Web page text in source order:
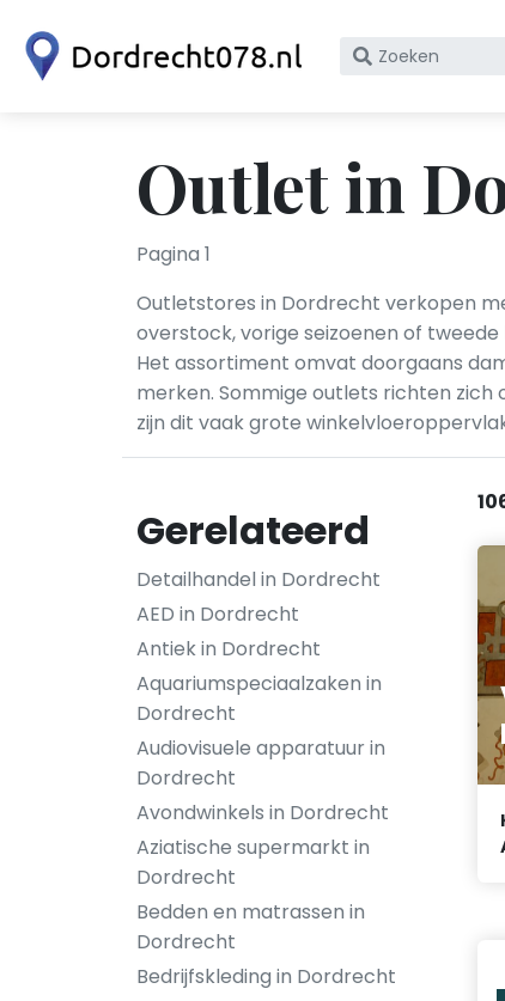
Zoek
KvK
nummer
Outlet in
Pagina 1
Outletstores in Dordrecht verkopen
overstock, vorige seizoenen of
Het assortiment omvat doorgaans
merken. Sommige outlets richten
zijn dit vaak grote
Gerelateerd
Detailhandel in Dordrecht
AED in Dordrecht
Antiek in Dordrecht
Aquariumspeciaalzaken in
Dordrecht
Audiovisuele apparatuur in
Dordrecht
Avondwinkels in Dordrecht
Aziatische supermarkt in
Dordrecht
Bedden en matrassen in
Dordrecht
Bedrijfskleding in Dordrecht